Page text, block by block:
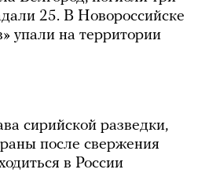
25. В Новороссийске
упали на территории
сирийской разведки,
после свержения
в России